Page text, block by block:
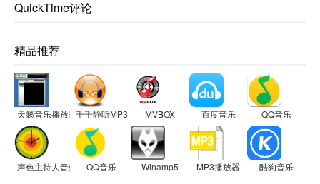
QuickTime评论
精品推荐
天籁音乐播放器千千静听MP3播放器MVBOX 百度音乐 QQ音乐
声色主持人音效软件QQ音乐 Winamp5 MP3播放器 酷狗音乐